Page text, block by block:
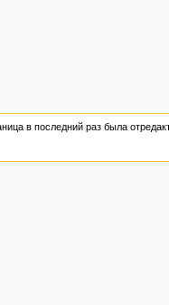
в последний раз была